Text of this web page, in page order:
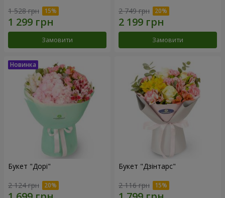
1 528 грн
Замовити
2 749 грн
Замовити
Букет "Дорі"
2 124 грн
Букет "Дзінтарс"
2 116 грн